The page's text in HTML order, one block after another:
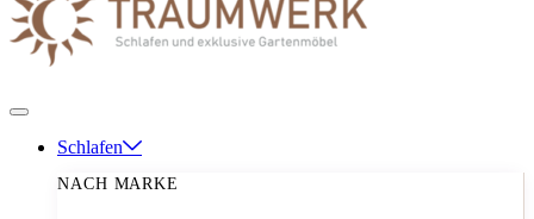
Schlafen
NACH MARKE